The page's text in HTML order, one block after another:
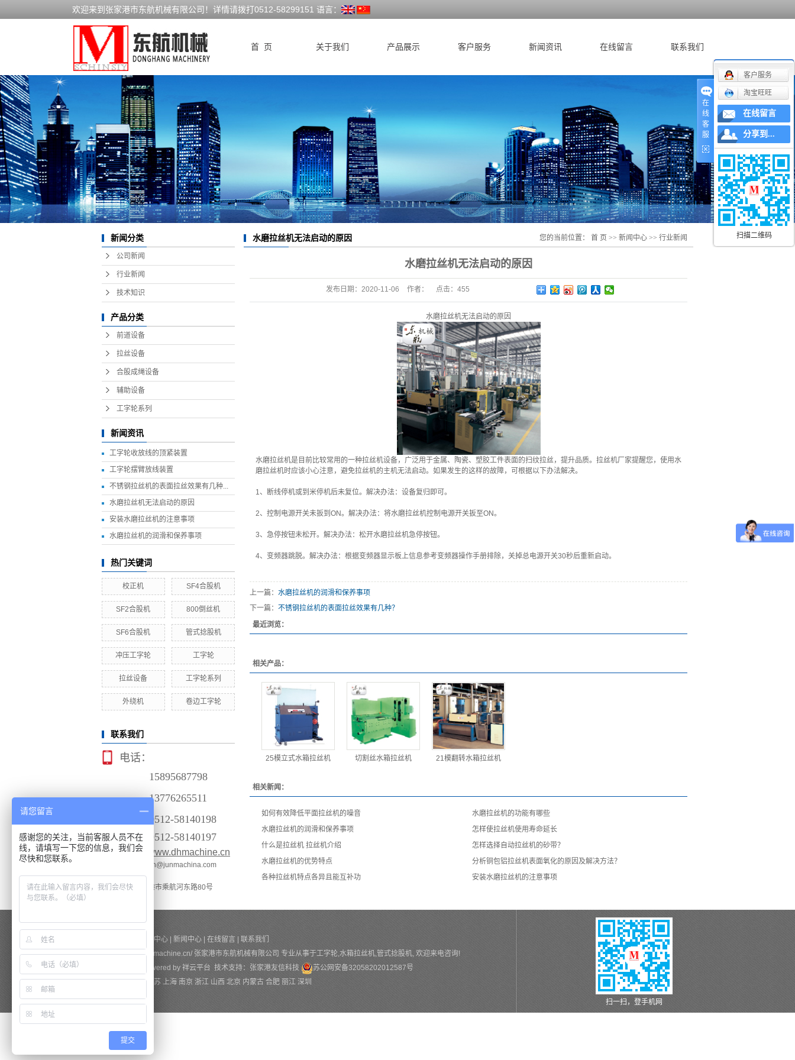
欢迎来到张家港市东航机械有限公司！详情请拨打0512-58299151 语言：
首 页 关于我们 产品展示
合股成绳设备
辅助设备
工字轮系列
客户服务 新闻资讯
技术知识
在线留言 联系我们
新闻分类
公司新闻
行业新闻
技术知识
产品分类
前道设备
拉丝设备
合股成绳设备
辅助设备
工字轮系列
新闻资讯
工字轮收放线的顶紧装置
工字轮摆臂放线装置
不锈钢拉丝机的表面拉丝效果有几种...
水磨拉丝机无法启动的原因
安装水磨拉丝机的注意事项
水磨拉丝机的润滑和保养事项
热门关键词
校正机 SF4合股机
SF2合股机 800倒丝机
SF6合股机 管式捻股机
冲压工字轮 工字轮
拉丝设备 工字轮系列
外绕机 卷边工字轮
联系我们
电话：
15895687798
13776265511
0512-58140198
0512-58140197
网址： www.dhmachine.cn
邮箱：keith@junmachina.com
地址：
江苏张家港市乘航河东路80号
水磨拉丝机无法启动的原因 您的当前位置： 首 页 >> 新闻中心 >> 行业新闻
水磨拉丝机无法启动的原因
发布日期： 2020-11-06 作者： 点击： 455
水磨拉丝机无法启动的原因
水磨拉丝机是目前比较常用的一种拉丝机设备，广泛用于金属、陶瓷、塑胶工件表面的扫纹拉丝，提升品质。拉丝机厂家提醒您，使用水
磨拉丝机时应该小心注意，避免拉丝机的主机无法启动。如果发生的这样的故障，可根据以下办法解决。
1、断线停机或到米停机后未复位。解决办法：设备复归即可。
2、控制电源开关未扳到ON。解决办法：将水磨拉丝机控制电源开关扳至ON。
3、急停按钮未松开。解决办法：松开水磨拉丝机急停按钮。
4、变频器跳脱。解决办法：根据变频器显示板上信息参考变频器操作手册排除，关掉总电源开关30秒后重新启动。
上一篇： 水磨拉丝机的润滑和保养事项
下一篇： 不锈钢拉丝机的表面拉丝效果有几种？
最近浏览：
相关产品：
25模立式水箱拉丝机 切割丝水箱拉丝机 21模翻转水箱拉丝机
相关新闻：
如何有效降低平面拉丝机的噪音
水磨拉丝机的功能有哪些
水磨拉丝机的润滑和保养事项
怎样使拉丝机使用寿命延长
什么是拉丝机 拉丝机介绍
怎样选择自动拉丝机的砂带？
水磨拉丝机的优势特点
分析铜包铝拉丝机表面氧化的原因及解决方法？
各种拉丝机特点各异且能互补功
安装水磨拉丝机的注意事项
产品中心 新闻中心 在线留言
联系我们
Copyright ©http://www.dhmachine.cn/ 张家港市东航机械有限公司 专业从事于工字轮,水箱拉丝机,管式捻股机, 欢迎来电咨询!
苏ICP备16059666号
Powered by 祥云平台 技术支持： 张家港友信科技
苏公网安备32058202012587号
热推产品| 主营区域： 江苏 上海 南京 浙江 山西 北京 内蒙古 合肥 丽江 深圳
扫一扫，登手机网
在
线
客
服
客户服务
淘宝旺旺
在线留言
分享到...
扫描二维码
请您留言
感谢您的关注，当前客服人员不在
线，请填写一下您的信息，我们会
尽快和您联系。
提交